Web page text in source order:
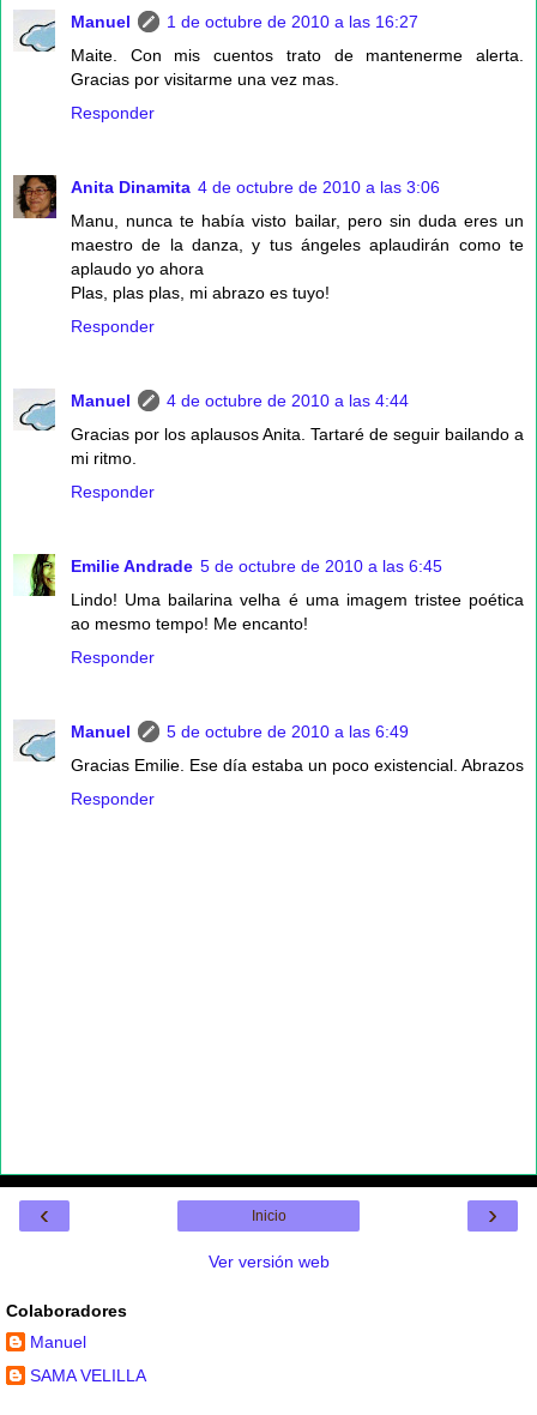
Manuel
1 de octubre de 2010 a las 16:27
Maite. Con mis cuentos trato de mantenerme alerta.
Gracias por visitarme una vez mas.
Responder
Anita Dinamita 4 de octubre de 2010 a las 3:06
Manu, nunca te había visto bailar, pero sin duda eres un
maestro de la danza, y tus ángeles aplaudirán como te
aplaudo yo ahora
Plas, plas plas, mi abrazo es tuyo!
Responder
Manuel
4 de octubre de 2010 a las 4:44
Gracias por los aplausos Anita. Tartaré de seguir bailando a
mi ritmo.
Responder
Emilie Andrade 5 de octubre de 2010 a las 6:45
Lindo! Uma bailarina velha é uma imagem tristee poética
ao mesmo tempo! Me encanto!
Responder
Manuel
5 de octubre de 2010 a las 6:49
Gracias Emilie. Ese día estaba un poco existencial. Abrazos
Responder
‹ ›
Inicio
Ver versión web
Colaboradores
Manuel
SAMA VELILLA